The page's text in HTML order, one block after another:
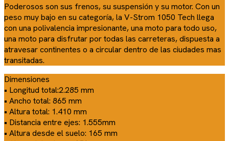
Poderosos son sus frenos, su suspensión y su motor. Con un
peso muy bajo en su categoría, la V-Strom 1050 Tech llega
con una polivalencia impresionante, una moto para todo uso,
una moto para disfrutar por todas las carreteras, dispuesta a
atravesar continentes o a circular dentro de las ciudades mas
transitadas.
Dimensiones
• Longitud total:2.285 mm
• Ancho total: 865 mm
• Altura total: 1.410 mm
• Distancia entre ejes: 1.555mm
• Altura desde el suelo: 165 mm